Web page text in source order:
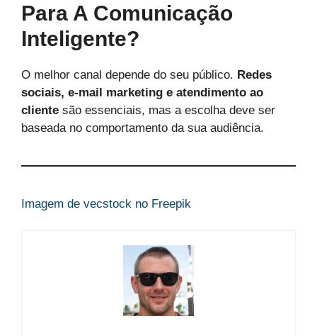
Para A Comunicação
Inteligente?
O melhor canal depende do seu público. Redes
sociais, e-mail marketing e atendimento ao
cliente são essenciais, mas a escolha deve ser
baseada no comportamento da sua audiência.
Imagem de vecstock no Freepik